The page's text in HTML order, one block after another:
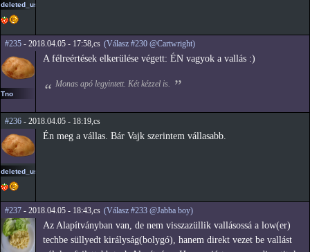
deleted_user_2
#235 - 2018.04.05 - 17:58,cs (Válasz #230 @Cartwright)
Tno
A félreértések elkerülése végett: ÉN vagyok a vallás :)
Monas apó legyintett. Két kézzel is.
#236 - 2018.04.05 - 18:19,cs
deleted_user_2
Én meg a vállas. Bár Vajk szerintem vállasabb.
#237 - 2018.04.05 - 18:43,cs (Válasz #233 @Jabba boy)
Az Alapítványban van, de nem visszazüllik vallásossá a low(er)
techbe süllyedt királyság(bolygó), hanem direkt vezet be vallást